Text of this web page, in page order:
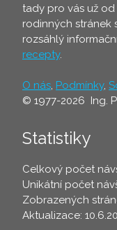
tady pro vás už
rodinných stránek
rozsáhlý
recepty.
O nás, Podmínky,
© 1977-2026 Ing.
Statistiky
Celkový počet
Unikátní počet
Zobrazených
Aktualizace: